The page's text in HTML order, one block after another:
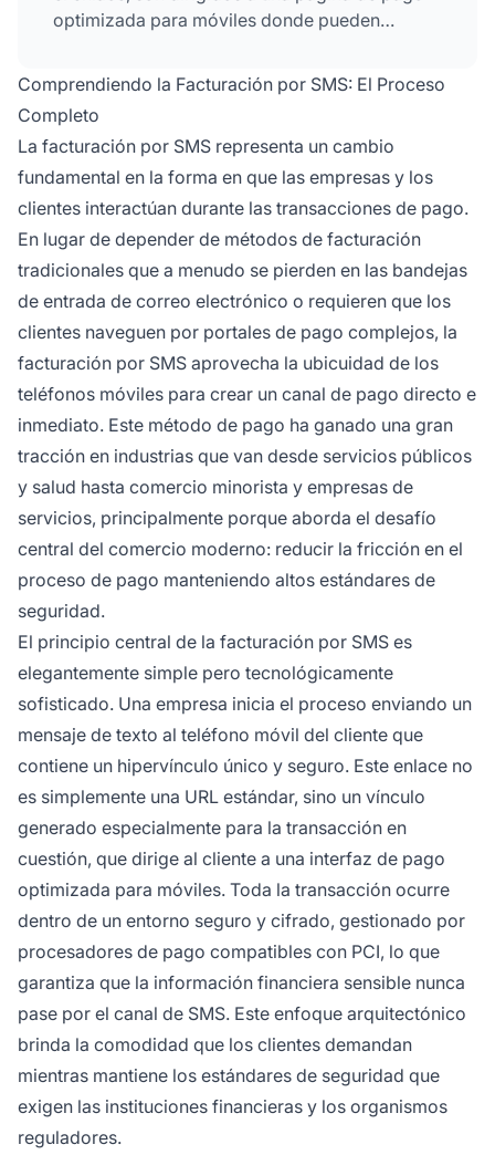
optimizada para móviles donde pueden
crédito, débito o billeteras digitales como
Apple Pay y Google Pay. El pago se procesa
de forma segura a través de canales cifrados,
y ambas partes reciben confirmación
instantánea.
Comprendiendo la Facturación por SMS: El Proceso
Completo
La facturación por SMS representa un cambio
fundamental en la forma en que las empresas y los
clientes interactúan durante las transacciones de pago.
En lugar de depender de métodos de facturación
tradicionales que a menudo se pierden en las bandejas
de entrada de correo electrónico o requieren que los
clientes naveguen por portales de pago complejos, la
facturación por SMS aprovecha la ubicuidad de los
teléfonos móviles para crear un canal de pago directo e
inmediato. Este método de pago ha ganado una gran
tracción en industrias que van desde servicios públicos
y salud hasta comercio minorista y empresas de
servicios, principalmente porque aborda el desafío
central del comercio moderno: reducir la fricción en el
proceso de pago manteniendo altos estándares de
seguridad.
El principio central de la facturación por SMS es
elegantemente simple pero tecnológicamente
sofisticado. Una empresa inicia el proceso enviando un
mensaje de texto al teléfono móvil del cliente que
contiene un hipervínculo único y seguro. Este enlace no
es simplemente una URL estándar, sino un vínculo
generado especialmente para la transacción en
cuestión, que dirige al cliente a una interfaz de pago
optimizada para móviles. Toda la transacción ocurre
dentro de un entorno seguro y cifrado, gestionado por
procesadores de pago compatibles con PCI, lo que
garantiza que la información financiera sensible nunca
pase por el canal de SMS. Este enfoque arquitectónico
brinda la comodidad que los clientes demandan
mientras mantiene los estándares de seguridad que
exigen las instituciones financieras y los organismos
reguladores.